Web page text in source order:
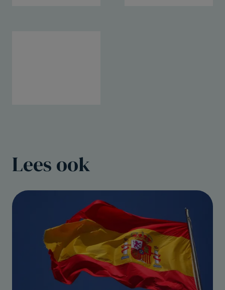
Lees ook